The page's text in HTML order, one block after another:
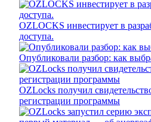
OZLOCKS инвестирует в
доступа.
Опубликовали разбор: как
OZLocks получил
регистрации программы